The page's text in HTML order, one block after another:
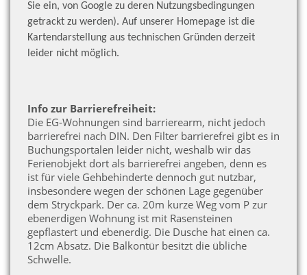
Sie ein, von Google zu deren Nutzungsbedingungen
getrackt zu werden). Auf unserer Homepage ist die
Kartendarstellung aus technischen Gründen derzeit
leider nicht möglich.
Info zur Barrierefreiheit:
Die EG-Wohnungen sind barrierearm, nicht jedoch
barrierefrei nach DIN. Den Filter barrierefrei gibt es in
Buchungsportalen leider nicht, weshalb wir das
Ferienobjekt dort als barrierefrei angeben, denn es
ist für viele Gehbehinderte dennoch gut nutzbar,
insbesondere wegen der schönen Lage gegenüber
dem Stryckpark. Der ca. 20m kurze Weg vom P zur
ebenerdigen Wohnung ist mit Rasensteinen
gepflastert und ebenerdig. Die Dusche hat einen ca.
12cm Absatz. Die Balkontür besitzt die übliche
Schwelle.